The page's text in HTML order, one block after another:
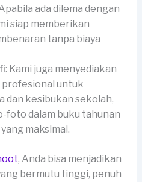
ada dilema dengan
siap memberikan
tanpa biaya
Kami juga menyediakan
untuk
dan kesibukan sekolah,
foto dalam buku tahunan
maksimal.
, Anda bisa menjadikan
bermutu tinggi, penuh